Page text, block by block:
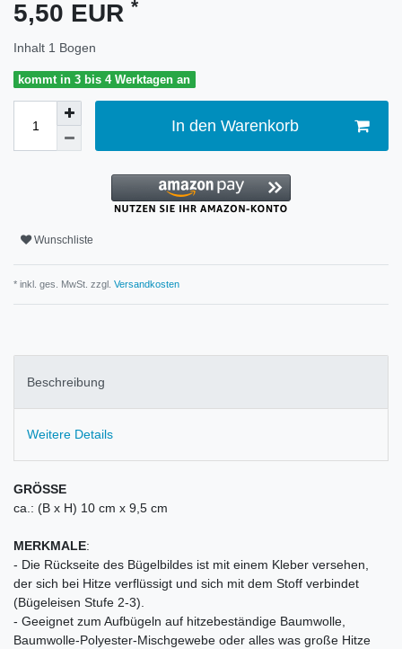
5,50 EUR *
Inhalt 1 Bogen
kommt in 3 bis 4 Werktagen an
In den Warenkorb
Wunschliste
* inkl. ges. MwSt. zzgl. Versandkosten
Beschreibung
Weitere Details
GRÖSSE
ca.: (B x H) 10 cm x 9,5 cm
MERKMALE:
- Die Rückseite des Bügelbildes ist mit einem Kleber versehen,
der sich bei Hitze verflüssigt und sich mit dem Stoff verbindet
(Bügeleisen Stufe 2-3).
- Geeignet zum Aufbügeln auf hitzebeständige Baumwolle,
Baumwolle-Polyester-Mischgewebe oder alles was große Hitze